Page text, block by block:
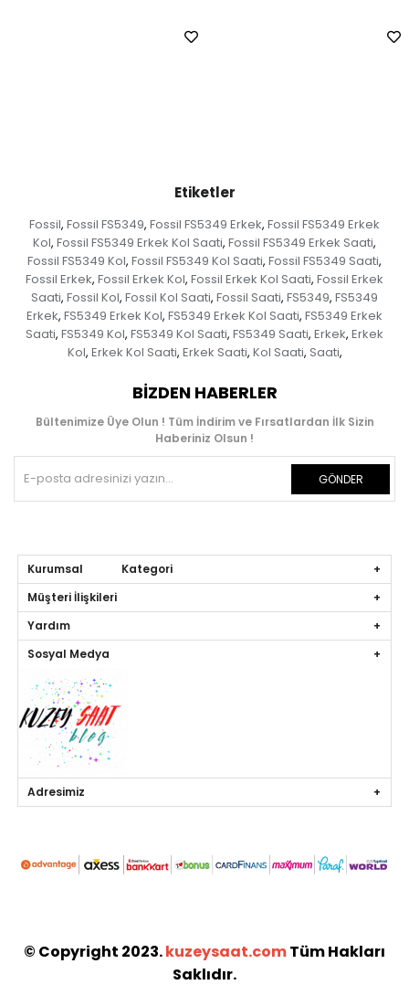
Etiketler
Fossil, Fossil FS5349, Fossil FS5349 Erkek, Fossil FS5349 Erkek
Kol, Fossil FS5349 Erkek Kol Saati, Fossil FS5349 Erkek Saati,
Fossil FS5349 Kol, Fossil FS5349 Kol Saati, Fossil FS5349 Saati,
Fossil Erkek, Fossil Erkek Kol, Fossil Erkek Kol Saati, Fossil Erkek
Saati, Fossil Kol, Fossil Kol Saati, Fossil Saati, FS5349, FS5349
Erkek, FS5349 Erkek Kol, FS5349 Erkek Kol Saati, FS5349 Erkek
Saati, FS5349 Kol, FS5349 Kol Saati, FS5349 Saati, Erkek, Erkek
Kol, Erkek Kol Saati, Erkek Saati, Kol Saati, Saati,
BIZDEN HABERLER
Bültenimize Üye Olun ! Tüm İndirim ve Fırsatlardan İlk Sizin
Haberiniz Olsun !
GÖNDER
Kurumsal Kategori
Müşteri İlişkileri
Yardım
Sosyal Medya
Adresimiz
© Copyright 2023.kuzeysaat.comTüm Hakları
Saklıdır.